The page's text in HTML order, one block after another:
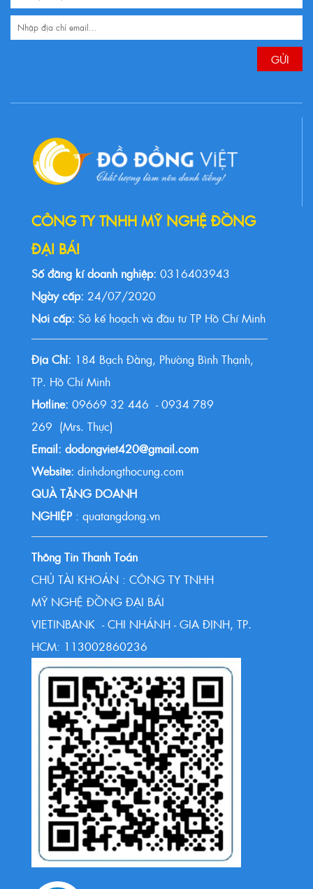
CÔNG TY TNHH MỸ NGHỆ ĐỒNG
ĐẠI BÁI
Số đăng kí doanh nghiệp: 0316403943
Ngày cấp: 24/07/2020
Nơi cấp: Sở kế hoạch và đầu tư TP Hồ Chí Minh
Địa Chỉ: 184 Bạch Đằng, Phường Bình Thạnh,
TP. Hồ Chí Minh
Hotline: 09669 32 446 - 0934 789
269 (Mrs. Thực)
Email: dodongviet420@gmail.com
Website: dinhdongthocung.com
QUÀ TẶNG DOANH
NGHIỆP : quatangdong.vn
Thông Tin Thanh Toán
CHỦ TÀI KHOẢN : CÔNG TY TNHH
MỸ NGHỆ ĐỒNG ĐẠI BÁI
VIETINBANK - CHI NHÁNH - GIA ĐỊNH, TP.
HCM: 113002860236